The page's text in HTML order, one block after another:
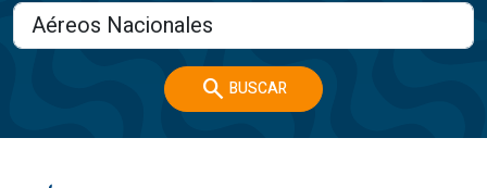
search BUSCAR